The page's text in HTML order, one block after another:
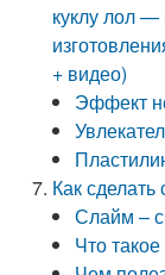
куклу лол —
+ видео)
Эффект
Как
Слайм –
Что